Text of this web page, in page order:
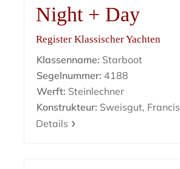
Night + Day
Register Klassischer Yachten
Klassenname: Starboot
Segelnummer: 4188
Werft: Steinlechner
Konstrukteur: Sweisgut, Francis
Details